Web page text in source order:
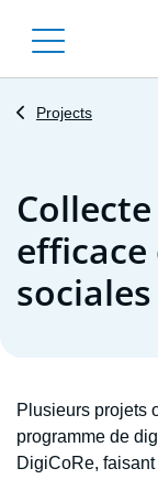
Projects
sociales
Plusieurs projets
programme de
DigiCoRe,